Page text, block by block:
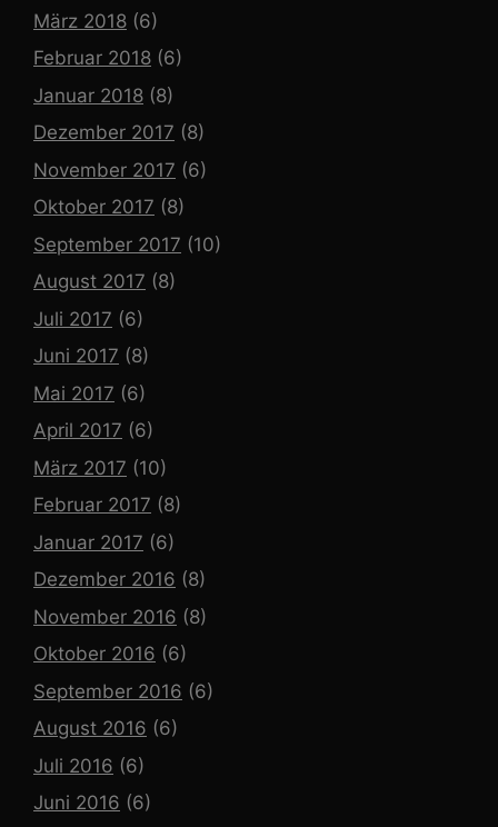
März 2018 (6)
Februar 2018 (6)
Januar 2018 (8)
Dezember 2017 (8)
November 2017 (6)
Oktober 2017 (8)
September 2017 (10)
August 2017 (8)
Juli 2017 (6)
Juni 2017 (8)
Mai 2017 (6)
April 2017 (6)
März 2017 (10)
Februar 2017 (8)
Januar 2017 (6)
Dezember 2016 (8)
November 2016 (8)
Oktober 2016 (6)
September 2016 (6)
August 2016 (6)
Juli 2016 (6)
Juni 2016 (6)